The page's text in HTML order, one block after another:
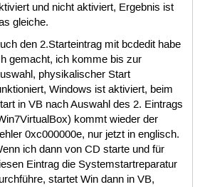
und nicht aktiviert, Ergebnis ist
gleiche.
den 2.Starteintrag mit bcdedit habe
gemacht, ich komme bis zur
physikalischer Start
Windows ist aktiviert, beim
in VB nach Auswahl des 2. Eintrags
kommt wieder der
0xc000000e, nur jetzt in englisch.
ich dann von CD starte und für
Eintrag die Systemstartreparatur
startet Win dann in VB,